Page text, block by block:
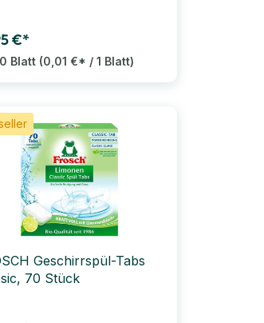
€*
Blatt (0,01 €* / 1 Blatt)
Geschirrspül-Tabs
70 Stück